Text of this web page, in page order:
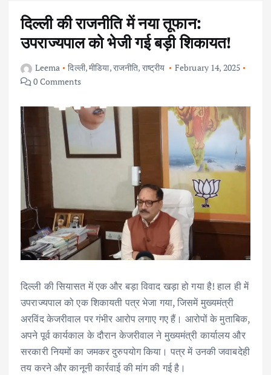
दिल्ली की राजनीति में नया तूफान:
उपराज्यपाल को भेजी गई बड़ी शिकायत!
Leema दिल्ली,मीडिया,राजनीति, राष्ट्रीय
February 14, 2025
0 Comments
दिल्ली की सियासत में एक और बड़ा विवाद खड़ा हो गया है! हाल ही में
उपराज्यपाल को एक शिकायती पत्र भेजा गया, जिसमें मुख्यमंत्री
अरविंद केजरीवाल पर गंभीर आरोप लगाए गए हैं। आरोपों के मुताबिक,
अपने पूर्व कार्यकाल के दौरान केजरीवाल ने मुख्यमंत्री कार्यालय और
सरकारी नियमों का जमकर दुरुपयोग किया। पत्र में उनकी जवाबदेही
तय करने और कानूनी कार्रवाई की मांग की गई है।